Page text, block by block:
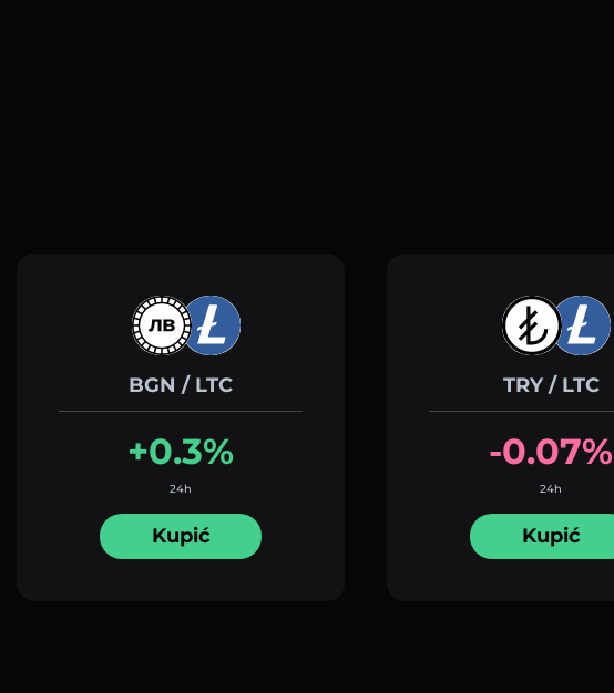
BGN / LTC
+0.3%
24h
Kupić
TRY / LTC
-0.07%
24h
Kupić